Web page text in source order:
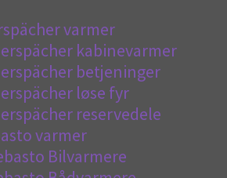
varmer
kabinevarmer
betjeninger
løse fyr
reservedele
varmer
Bilvarmere